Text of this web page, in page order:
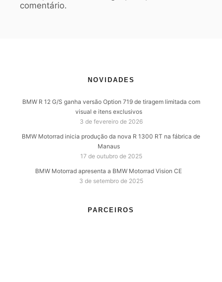
comentário.
NOVIDADES
BMW R 12 G/S ganha versão Option 719 de tiragem limitada com
visual e itens exclusivos
3 de fevereiro de 2026
BMW Motorrad inicia produção da nova R 1300 RT na fábrica de
Manaus
17 de outubro de 2025
BMW Motorrad apresenta a BMW Motorrad Vision CE
3 de setembro de 2025
PARCEIROS